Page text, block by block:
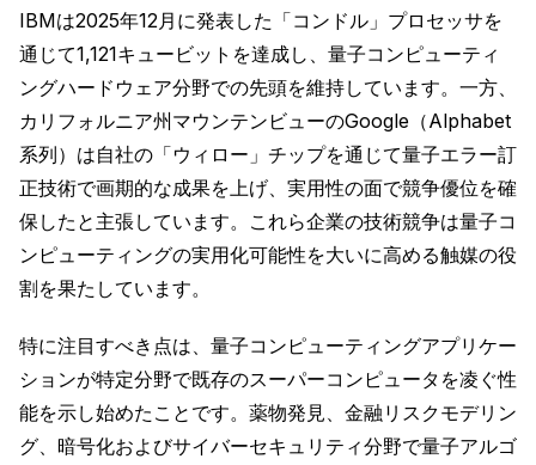
IBMは2025年12月に発表した「コンドル」プロセッサを
通じて1,121キュービットを達成し、量子コンピューティ
ングハードウェア分野での先頭を維持しています。一方、
カリフォルニア州マウンテンビューのGoogle（Alphabet
系列）は自社の「ウィロー」チップを通じて量子エラー訂
正技術で画期的な成果を上げ、実用性の面で競争優位を確
保したと主張しています。これら企業の技術競争は量子コ
ンピューティングの実用化可能性を大いに高める触媒の役
割を果たしています。
特に注目すべき点は、量子コンピューティングアプリケー
ションが特定分野で既存のスーパーコンピュータを凌ぐ性
能を示し始めたことです。薬物発見、金融リスクモデリン
グ、暗号化およびサイバーセキュリティ分野で量子アルゴ